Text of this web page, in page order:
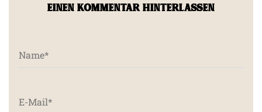
EINEN KOMMENTAR HINTERLASSEN